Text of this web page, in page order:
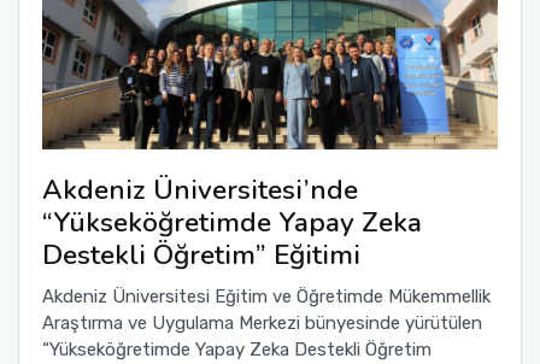
Akdeniz Üniversitesi’nde
“Yükseköğretimde Yapay Zeka
Destekli Öğretim” Eğitimi
Akdeniz Üniversitesi Eğitim ve Öğretimde Mükemmellik
Araştırma ve Uygulama Merkezi bünyesinde yürütülen
“Yükseköğretimde Yapay Zeka Destekli Öğretim